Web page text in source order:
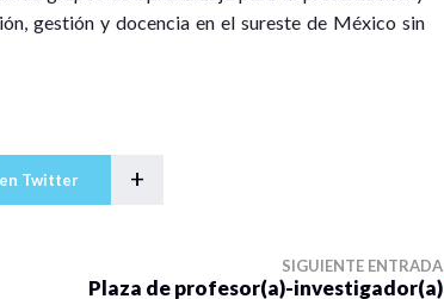
gestión y docencia en el sureste de México sin
Twitter +
SIGUIENTE ENTRADA
Plaza de profesor(a)-investigador(a)